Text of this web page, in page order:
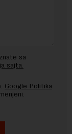
sa
sajta.
Google Politika